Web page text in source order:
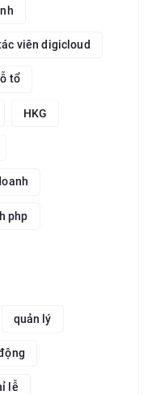
viên digicloud
tổ
HKG
php
quản lý
lễ